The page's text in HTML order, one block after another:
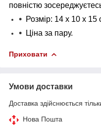
повністю
Розмір: 14 x 10 x 15
Ціна за пару.
Приховати
Умови доставки
Доставка здійснюється
Нова Пошта